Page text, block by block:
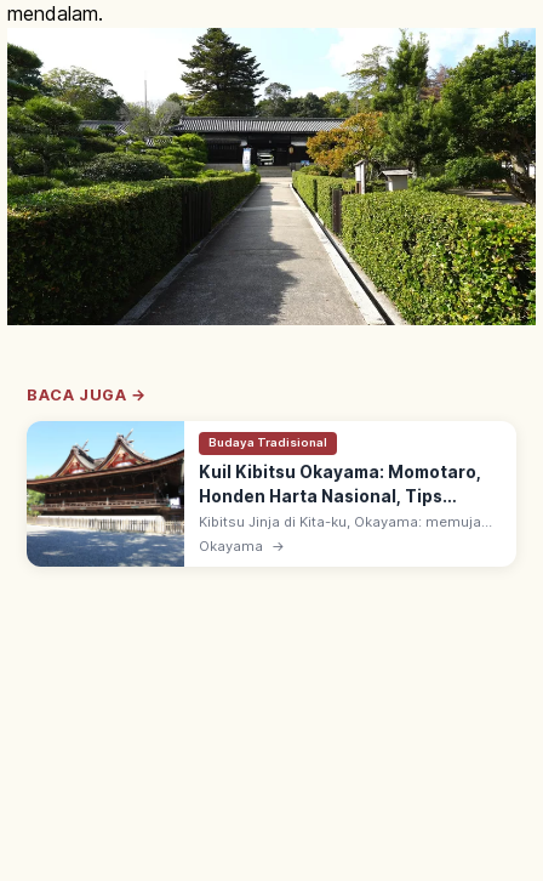
mendalam.
BACA JUGA →
Budaya Tradisional
Kuil Kibitsu Okayama: Momotaro,
Honden Harta Nasional, Tips
Berkunjung
Kibitsu Jinja di Kita-ku, Okayama: memuja
Kibitsuhiko-no-Mikoto, salah satu model
Legenda Momotaro. Honden & haiden Harta
Okayama →